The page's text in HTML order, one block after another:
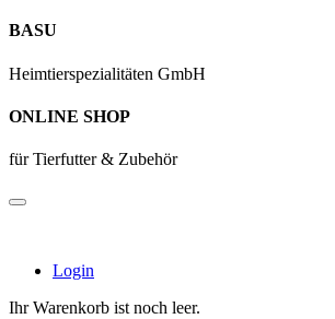
BASU
Heimtierspezialitäten GmbH
ONLINE SHOP
für Tierfutter & Zubehör
Login
Ihr Warenkorb ist noch leer.